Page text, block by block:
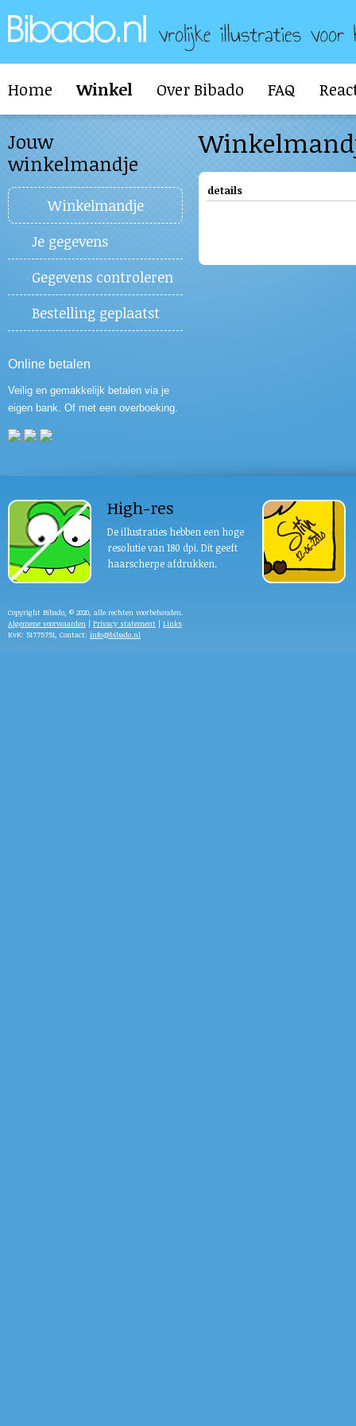
Home Winkel Over Bibado FAQ
Jouw
winkelmandje
Winkelmandje
Je gegevens
Gegevens controleren
Bestelling geplaatst
Online betalen
Veilig en gemakkelijk betalen via je
eigen bank. Of met een overboeking.
details
High-res
De illustraties hebben een hoge
resolutie van 180 dpi. Dit geeft
haarscherpe afdrukken.
Copyright Bibado, © 2020, alle rechten voorbehouden.
Algemene voorwaarden | Privacy statement | Links
KvK: 51775751, Contact: info@bibado.nl